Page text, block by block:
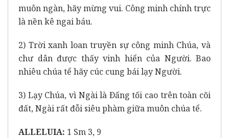
muôn ngàn, hãy mừng vui. Công minh chính trực
là nền kê ngai báu.
2) Trời xanh loan truyền sự công minh Chúa, và
chư dân được thấy vinh hiển của Người. Bao
nhiêu chúa tể hãy cúc cung bái lạy Người.
3) Lạy Chúa, vì Ngài là Ðấng tối cao trên toàn cõi
đất, Ngài rất đỗi siêu phàm giữa muôn chúa tể.
ALLELUIA: 1 Sm 3, 9